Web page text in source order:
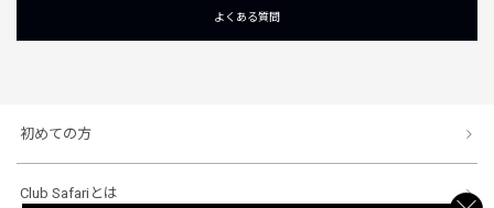
よくある質問
初めての方
Club Safariとは